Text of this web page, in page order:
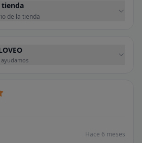
tienda
de la tienda
Hace 6 meses